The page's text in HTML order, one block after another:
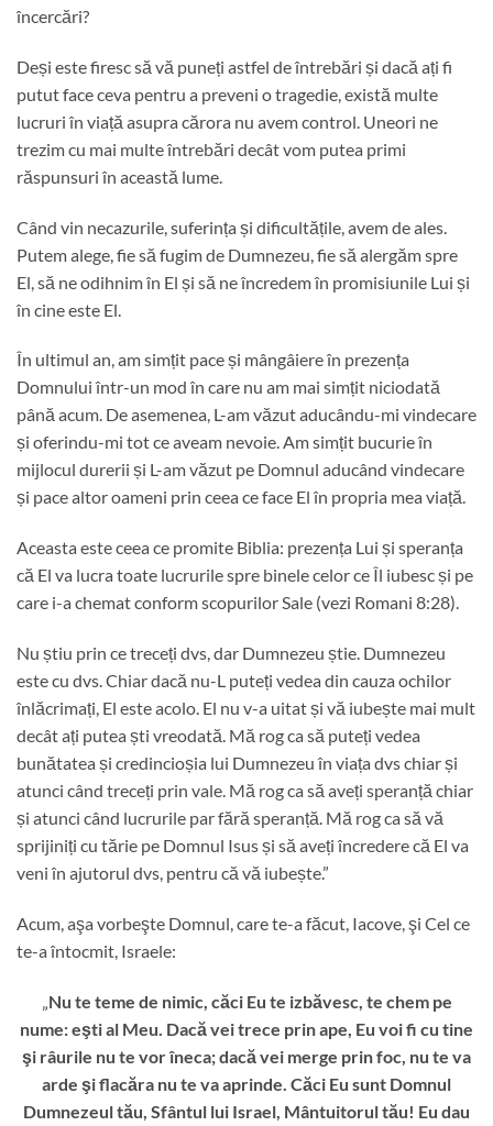
încercări?
Deși este firesc să vă puneți astfel de întrebări și dacă ați fi
putut face ceva pentru a preveni o tragedie, există multe
lucruri în viață asupra cărora nu avem control. Uneori ne
trezim cu mai multe întrebări decât vom putea primi
răspunsuri în această lume.
Când vin necazurile, suferința și dificultățile, avem de ales.
Putem alege, fie să fugim de Dumnezeu, fie să alergăm spre
El, să ne odihnim în El și să ne încredem în promisiunile Lui și
în cine este El.
În ultimul an, am simțit pace și mângâiere în prezența
Domnului într-un mod în care nu am mai simțit niciodată
până acum. De asemenea, L-am văzut aducându-mi vindecare
și oferindu-mi tot ce aveam nevoie. Am simțit bucurie în
mijlocul durerii și L-am văzut pe Domnul aducând vindecare
și pace altor oameni prin ceea ce face El în propria mea viață.
Aceasta este ceea ce promite Biblia: prezența Lui și speranța
că El va lucra toate lucrurile spre binele celor ce Îl iubesc și pe
care i-a chemat conform scopurilor Sale (vezi Romani 8:28).
Nu știu prin ce treceți dvs, dar Dumnezeu știe. Dumnezeu
este cu dvs. Chiar dacă nu-L puteți vedea din cauza ochilor
înlăcrimați, El este acolo. El nu v-a uitat și vă iubește mai mult
decât ați putea ști vreodată. Mă rog ca să puteți vedea
bunătatea și credincioșia lui Dumnezeu în viața dvs chiar și
atunci când treceți prin vale. Mă rog ca să aveți speranță chiar
și atunci când lucrurile par fără speranță. Mă rog ca să vă
sprijiniți cu tărie pe Domnul Isus și să aveți încredere că El va
veni în ajutorul dvs, pentru că vă iubește.”
Acum, aşa vorbeşte Domnul, care te-a făcut, Iacove, şi Cel ce
te-a întocmit, Israele:
Nu te teme de nimic, căci Eu te izbăvesc, te chem pe
nume: eşti al Meu. Dacă vei trece prin ape, Eu voi fi cu tine
şi râurile nu te vor îneca; dacă vei merge prin foc, nu te va
arde şi flacăra nu te va aprinde. Căci Eu sunt Domnul
Dumnezeul tău, Sfântul lui Israel, Mântuitorul tău! Eu dau